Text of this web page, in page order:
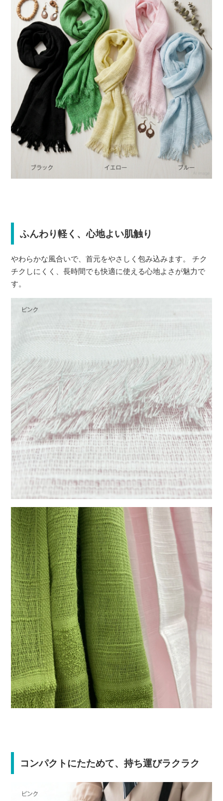
ふんわり軽く、心地よい肌触り
やわらかな風合いで、首元をやさしく包み込みます。 チク
チクしにくく、長時間でも快適に使える心地よさが魅力で
す。
コンパクトにたためて、持ち運びラクラク